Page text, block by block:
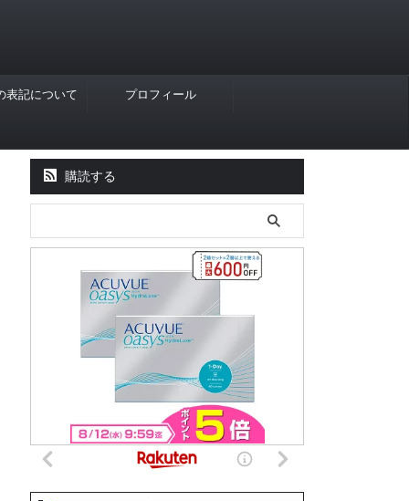
表記について プロフィール
購読する